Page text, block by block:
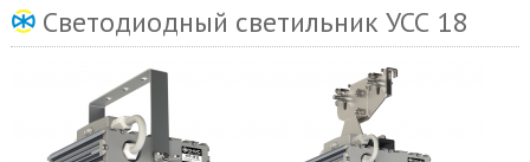
Светодиодный светильник УСС 18